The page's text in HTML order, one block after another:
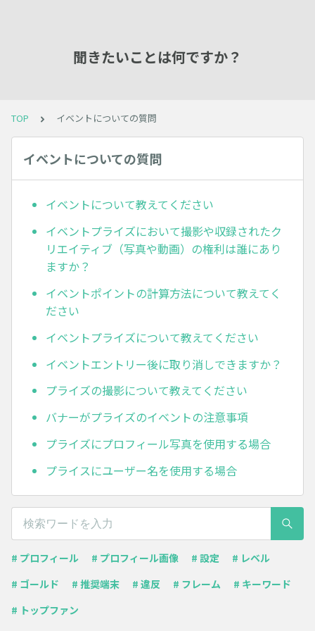
聞きたいことは何ですか？
TOP イベントについての質問
イベントについての質問
イベントについて教えてください
イベントプライズにおいて撮影や収録されたク
リエイティブ（写真や動画）の権利は誰にあり
ますか？
イベントポイントの計算方法について教えてく
ださい
イベントプライズについて教えてください
イベントエントリー後に取り消しできますか？
プライズの撮影について教えてください
バナーがプライズのイベントの注意事項
プライズにプロフィール写真を使用する場合
プライスにユーザー名を使用する場合
# プロフィール # プロフィール画像 # 設定
# レベル
# ゴールド
# 推奨端末 # 違反 # フレーム
# キーワード
# トップファン